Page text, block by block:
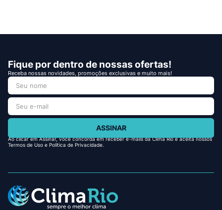
Fique por dentro de nossas ofertas!
Receba nossas novidades, promoções exclusivas e muito mais!
ASSINAR
Ao clicar em Assinar, você concorda em receber e-mails da Clima Rio e aceita nossos
Termos de Uso e Política de Privacidade.